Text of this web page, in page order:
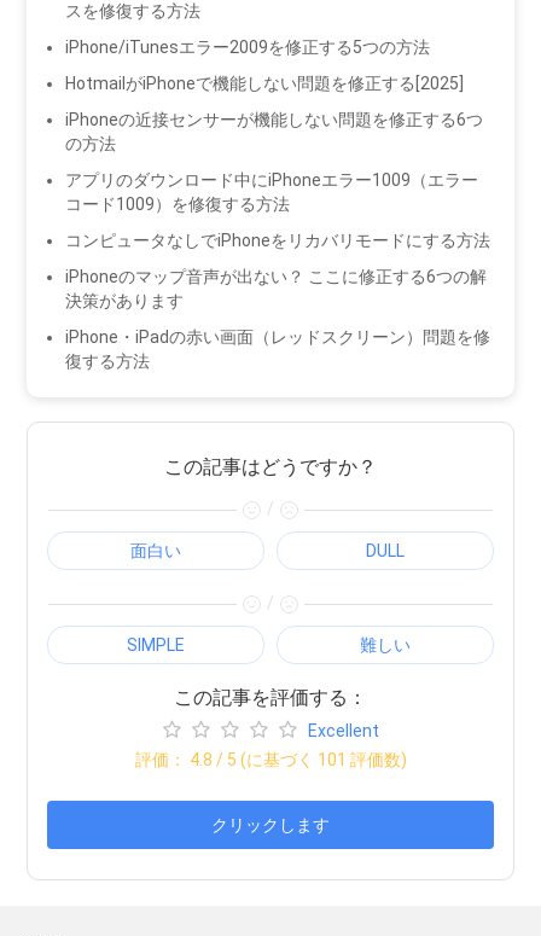
スを修復する方法
iPhone/iTunesエラー2009を修正する5つの方法
HotmailがiPhoneで機能しない問題を修正する[2025]
iPhoneの近接センサーが機能しない問題を修正する6つ
の方法
アプリのダウンロード中にiPhoneエラー1009（エラー
コード1009）を修復する方法
コンピュータなしでiPhoneをリカバリモードにする方法
iPhoneのマップ音声が出ない？ ここに修正する6つの解
決策があります
iPhone・iPadの赤い画面（レッドスクリーン）問題を修
復する方法
この記事はどうですか？
/
面白い DULL
/
SIMPLE 難しい
この記事を評価する：
Excellent
評価： 4.8 / 5 (に基づく 101 評価数)
クリックします